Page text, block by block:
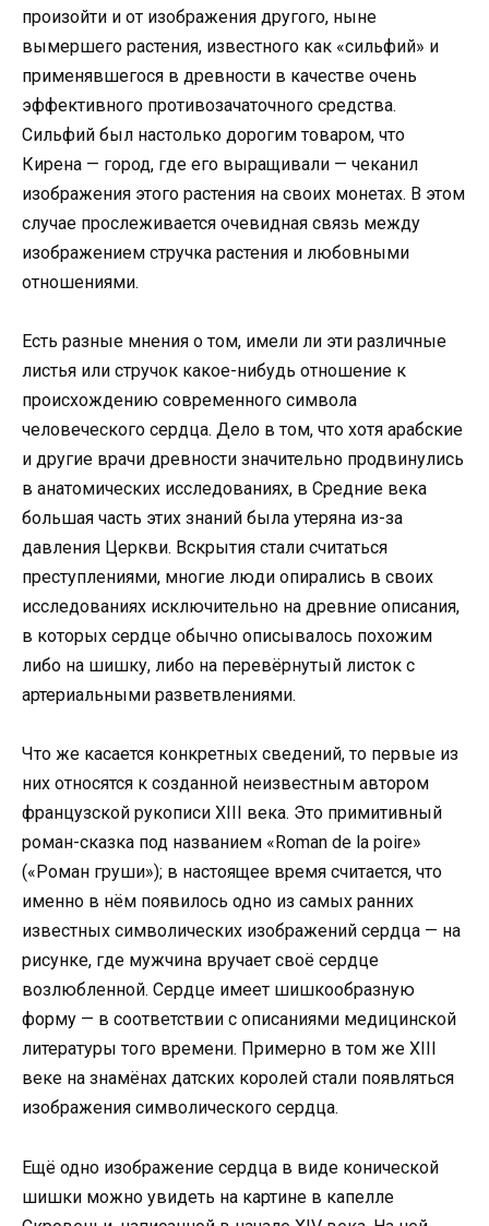
произойти и от изображения другого, ныне
вымершего растения, известного как «сильфий» и
применявшегося в древности в качестве очень
эффективного противозачаточного средства.
Сильфий был настолько дорогим товаром, что
Кирена — город, где его выращивали — чеканил
изображения этого растения на своих монетах. В этом
случае прослеживается очевидная связь между
изображением стручка растения и любовными
отношениями.
Есть разные мнения о том, имели ли эти различные
листья или стручок какое-нибудь отношение к
происхождению современного символа
человеческого сердца. Дело в том, что хотя арабские
и другие врачи древности значительно продвинулись
в анатомических исследованиях, в Средние века
большая часть этих знаний была утеряна из-за
давления Церкви. Вскрытия стали считаться
преступлениями, многие люди опирались в своих
исследованиях исключительно на древние описания,
в которых сердце обычно описывалось похожим
либо на шишку, либо на перевёрнутый листок с
артериальными разветвлениями.
Что же касается конкретных сведений, то первые из
них относятся к созданной неизвестным автором
французской рукописи XIII века. Это примитивный
роман-сказка под названием «Roman de la poire»
(«Роман груши»); в настоящее время считается, что
именно в нём появилось одно из самых ранних
известных символических изображений сердца — на
рисунке, где мужчина вручает своё сердце
возлюбленной. Сердце имеет шишкообразную
форму — в соответствии с описаниями медицинской
литературы того времени. Примерно в том же XIII
веке на знамёнах датских королей стали появляться
изображения символического сердца.
Ещё одно изображение сердца в виде конической
шишки можно увидеть на картине в капелле